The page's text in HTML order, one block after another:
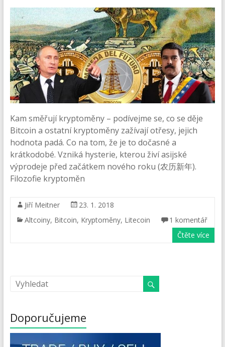
Kam směřují kryptoměny – podívejme se, co se děje
Bitcoin a ostatní kryptoměny zažívají otřesy, jejich
hodnota padá. Co na tom, že je to dočasné a
krátkodobé. Vzniká hysterie, kterou živí asijské
výprodeje před začátkem nového roku (农历新年).
Filozofie kryptoměn
Jiří Meitner
23. 1. 2018
Altcoiny, Bitcoin, Kryptoměny, Litecoin
1 komentář
Čtěte více
Doporučujeme